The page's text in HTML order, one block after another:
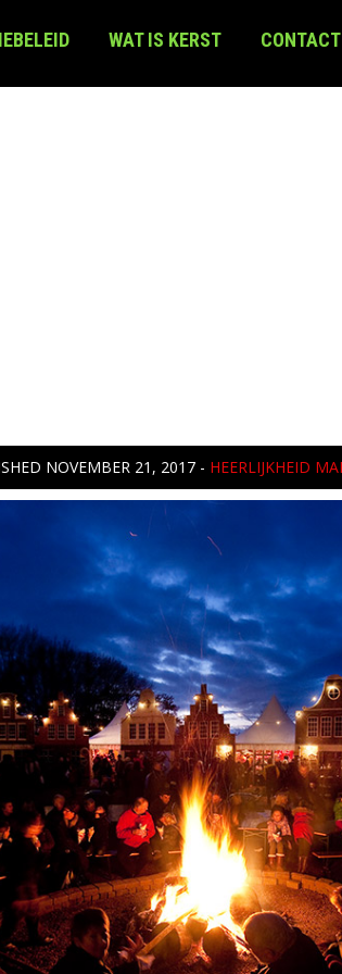
WAT IS KERST CONTACT
NOVEMBER 21, 2017 - HEERLIJKHEID